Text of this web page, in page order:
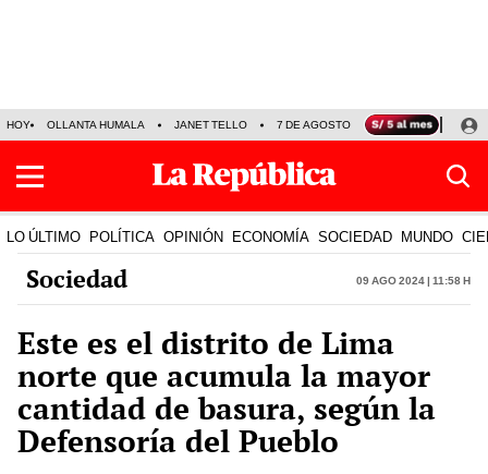
HOY OLLANTA HUMALA JANET TELLO 7 DE AGOSTO TINKA RESULTADOS
LO ÚLTIMO POLÍTICA OPINIÓN ECONOMÍA SOCIEDAD MUNDO
Sociedad 09 Ago 2024 | 11:58 h
Este es el distrito de Lima
norte que acumula la mayor
cantidad de basura, según la
Defensoría del Pueblo